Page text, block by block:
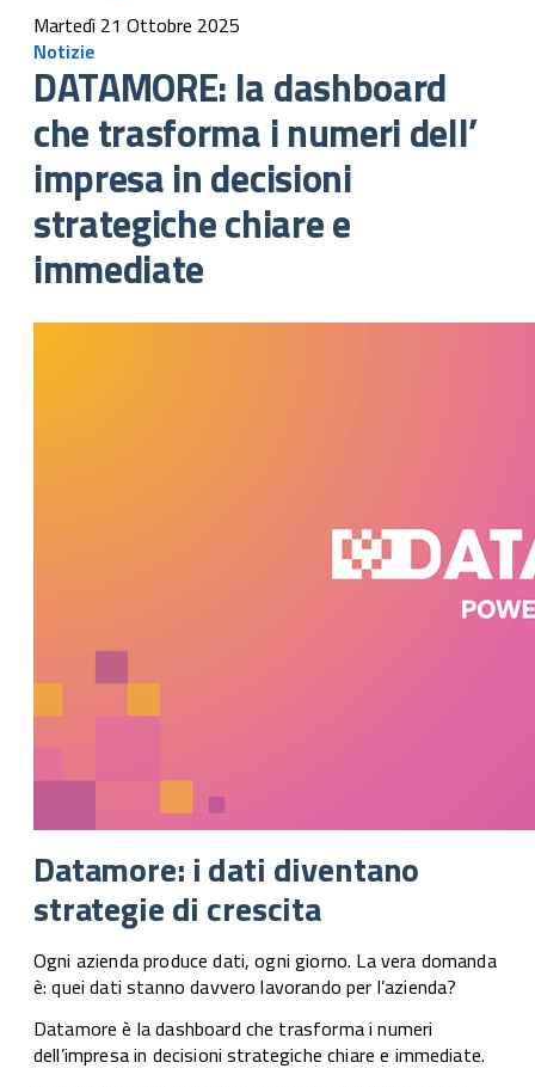
Martedì 21 Ottobre 2025
Notizie
DATAMORE: la dashboard
che trasforma i numeri dell’
impresa in decisioni
strategiche chiare e
immediate
Datamore: i dati diventano
strategie di crescita
Ogni azienda produce dati, ogni giorno. La vera domanda
è: quei dati stanno davvero lavorando per l’azienda?
Datamore è la dashboard che trasforma i numeri
dell’impresa in decisioni strategiche chiare e immediate.